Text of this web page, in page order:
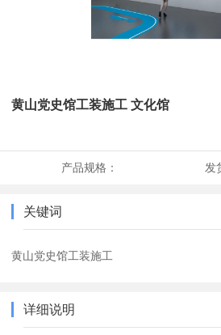
黄山党史馆工装施工 文化馆
产品规格： 发
关键词
黄山党史馆工装施工
详细说明